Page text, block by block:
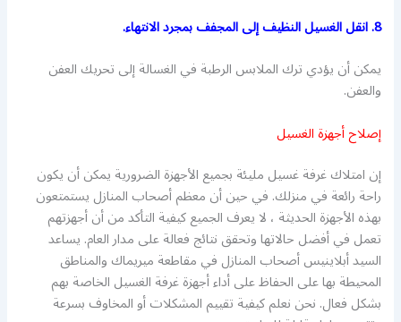
8. انقل الغسيل النظيف إلى المجفف بمجرد الانتهاء.
يمكن أن يؤدي ترك الملابس الرطبة في الغسالة إلى تحريك العفن
والعفن.
إصلاح أجهزة الغسيل
إن امتلاك غرفة غسيل مليئة بجميع الأجهزة الضرورية يمكن أن يكون
راحة رائعة في منزلك. في حين أن معظم أصحاب المنازل يستمتعون
بهذه الأجهزة الحديثة ، لا يعرف الجميع كيفية التأكد من أن أجهزتهم
تعمل في أفضل حالاتها وتحقق نتائج فعالة على مدار العام. يساعد
السيد أبلاينيس أصحاب المنازل في مقاطعة ميريماك والمناطق
المحيطة بها على الحفاظ على أداء أجهزة غرفة الغسيل الخاصة بهم
بشكل فعال. نحن نعلم كيفية تقييم المشكلات أو المخاوف بسرعة